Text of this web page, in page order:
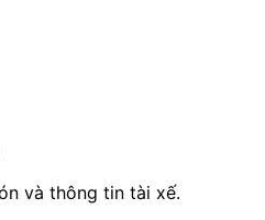
và thông tin tài xế.